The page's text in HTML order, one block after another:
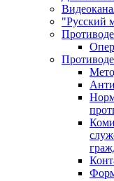
"Русский